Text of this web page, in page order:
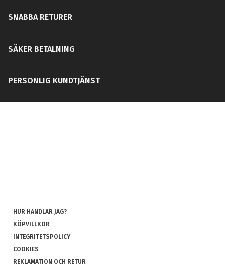
SNABBA RETURER
SÄKER BETALNING
PERSONLIG KUNDTJÄNST
HUR HANDLAR JAG?
KÖPVILLKOR
INTEGRITETSPOLICY
COOKIES
REKLAMATION OCH RETUR